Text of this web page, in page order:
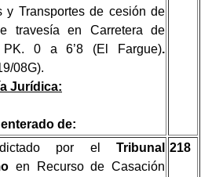
y Transportes de cesión de
travesía
en Carretera de
PK. 0 a 6’8 (El Fargue).
08G).
Jurídica:
de:
por el Tribunal
en Recurso de Casación
218